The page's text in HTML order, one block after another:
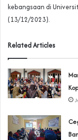
kebangsaan di
(13/12/2023).
Related Articles